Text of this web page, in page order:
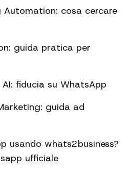
cosa cercare
guida pratica per
AI: fiducia su WhatsApp
guida ad
usando whats2business?
ufficiale